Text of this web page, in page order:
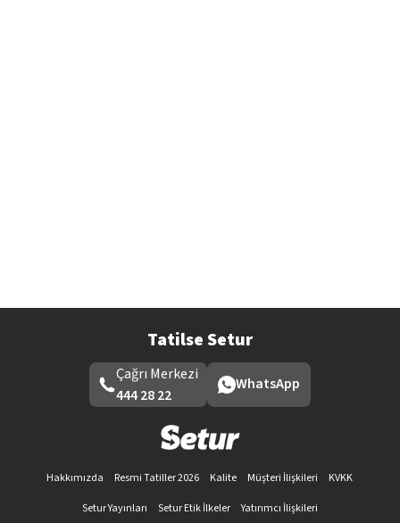
Tatilse Setur
Çağrı Merkezi
444 28 22
WhatsApp
Hakkımızda Resmi Tatiller 2026 Kalite Müşteri İlişkileri
KVKK
Setur Yayınları
Setur Etik İlkeler
Yatırımcı İlişkileri